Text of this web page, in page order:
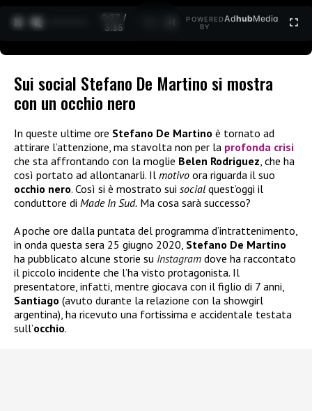
0:28 /
3:35
POWERED
BY
AdhubMedia
Sui social Stefano De Martino si mostra
con un occhio nero
In queste ultime ore Stefano De Martino è tornato ad
attirare l’attenzione, ma stavolta non per la profonda crisi
che sta affrontando con la moglie Belen Rodriguez, che ha
così portato ad allontanarli. Il motivo ora riguarda il suo
occhio nero. Così si è mostrato sui social quest’oggi il
conduttore di Made In Sud. Ma cosa sarà successo?
A poche ore dalla puntata del programma d’intrattenimento,
in onda questa sera 25 giugno 2020, Stefano De Martino
ha pubblicato alcune storie su Instagram dove ha raccontato
il piccolo incidente che l’ha visto protagonista. Il
presentatore, infatti, mentre giocava con il figlio di 7 anni,
Santiago (avuto durante la relazione con la showgirl
argentina), ha ricevuto una fortissima e accidentale testata
sull’occhio.